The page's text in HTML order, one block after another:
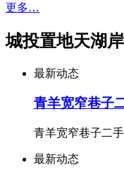
更多…
城投置地天湖
最新动态
青羊宽窄巷子
青羊宽窄巷子二
最新动态